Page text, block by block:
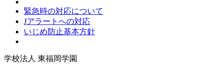
緊急時の対応について
Jアラートへの対応
いじめ防止基本方針
学校法人 東福岡学園